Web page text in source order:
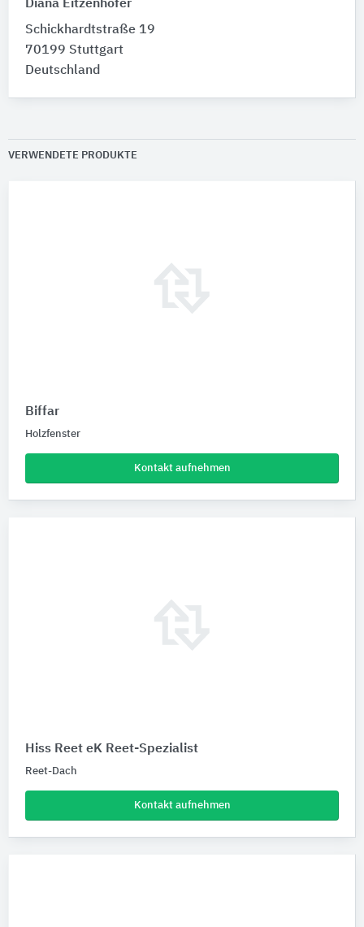
Diana Eitzenhöfer
Schickhardtstraße 19
70199 Stuttgart
Deutschland
VERWENDETE PRODUKTE
Biffar
Holzfenster
Kontakt aufnehmen
Hiss Reet eK Reet-Spezialist
Reet-Dach
Kontakt aufnehmen